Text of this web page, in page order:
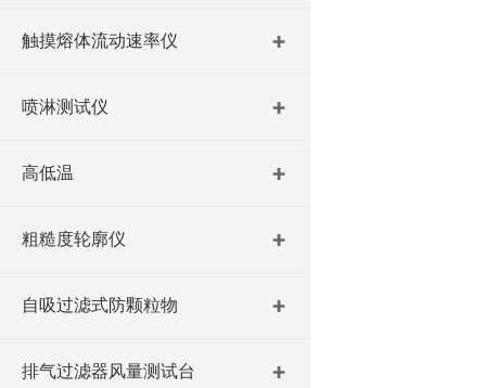
触摸熔体流动速率仪
喷淋测试仪
高低温
粗糙度轮廓仪
自吸过滤式防颗粒物
排气过滤器风量测试台